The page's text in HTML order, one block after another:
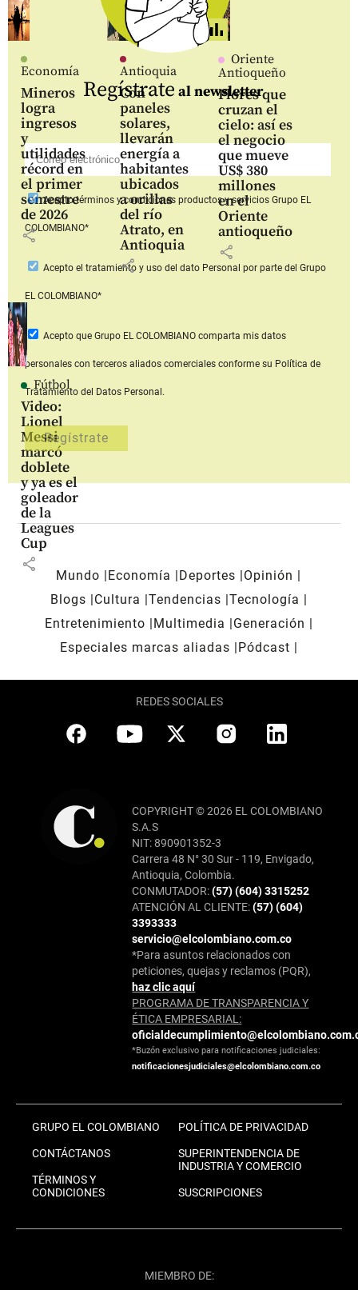
Economía
Mineros
logra
ingresos
y
utilidades
récord en
el primer
semestre
de 2026
share
Antioquia
Con
paneles
solares,
llevarán
energía a
habitantes
ubicados
a orillas
del río
Atrato, en
Antioquia
share
Oriente
Antioqueño
Flores que
cruzan el
cielo: así es
el negocio
que mueve
US$ 380
millones
en el
Oriente
antioqueño
share
Fútbol
Video:
Lionel
Messi
marcó
doblete
y ya es el
goleador
de la
Leagues
Cup
share
Regístrate al newsletter
Aceptotérminos y condiciones productos y serviciosGrupo EL
COLOMBIANO*
Acepto el tratamiento y uso del dato Personal por parte del Grupo
EL COLOMBIANO*
Acepto que Grupo EL COLOMBIANOcomparta mis datos
personales con terceros aliados comerciales conforme su Política de
Tratamiento del Datos Personal.
Mundo Economía Deportes
Opinión
Blogs
Cultura Tendencias Tecnología
Entretenimiento
Multimedia
Generación
Especiales marcas aliadas
Pódcast
REDES SOCIALES
COPYRIGHT © 2026 EL COLOMBIANO
S.A.S
NIT: 890901352-3
Carrera 48 N° 30 Sur - 119, Envigado,
Antioquia, Colombia.
CONMUTADOR:(57) (604) 3315252
ATENCIÓN AL CLIENTE:(57) (604)
3393333
servicio@elcolombiano.com.co
*Para asuntos relacionados con
peticiones, quejas y reclamos (PQR),
haz clic aquí
PROGRAMA DE TRANSPARENCIA Y
ÉTICA EMPRESARIAL:
*Buzón exclusivo para notificaciones judiciales:
notificacionesjudiciales@elcolombiano.com.co
GRUPO EL COLOMBIANO
CONTÁCTANOS
TÉRMINOS Y
CONDICIONES
POLÍTICA DE PRIVACIDAD
SUPERINTENDENCIA DE
INDUSTRIA Y COMERCIO
SUSCRIPCIONES
MIEMBRO DE: